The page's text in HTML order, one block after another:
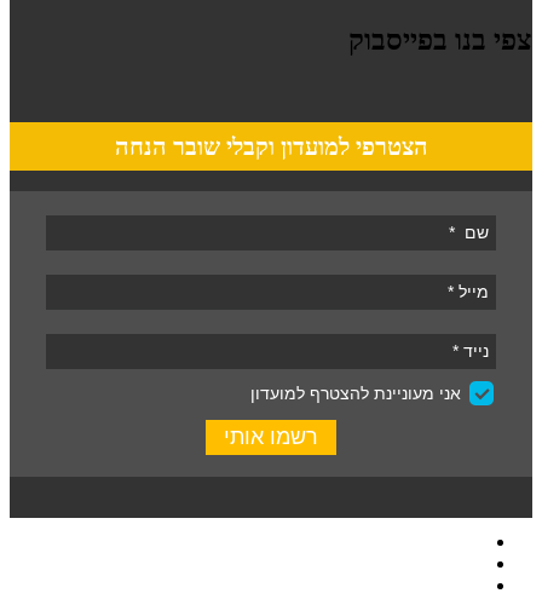
צפי בנו בפייסבוק
הצטרפי למועדון וקבלי שובר הנחה